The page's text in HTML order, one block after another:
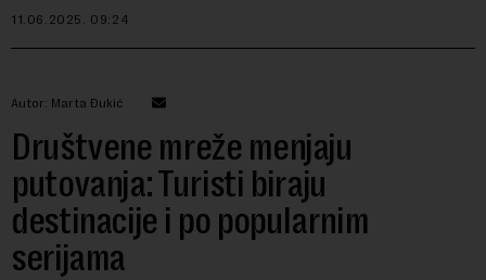
11.06.2025. 09:24
Autor: Marta Đukić
Društvene mreže menjaju
putovanja: Turisti biraju
destinacije i po popularnim
serijama